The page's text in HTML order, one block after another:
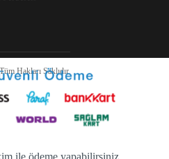
Hakları Saklıdır.
ile ödeme yapabilirsiniz